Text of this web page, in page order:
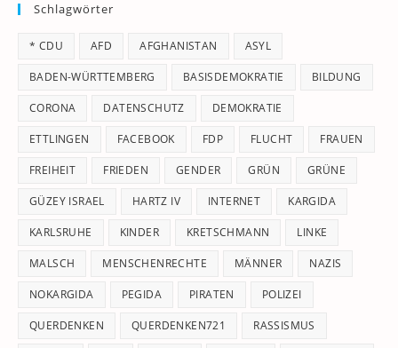
Schlagwörter
* CDU AFD AFGHANISTAN ASYL
BADEN-WÜRTTEMBERG BASISDEMOKRATIE BILDUNG
CORONA DATENSCHUTZ DEMOKRATIE
ETTLINGEN FACEBOOK FDP FLUCHT FRAUEN
FREIHEIT FRIEDEN GENDER GRÜN GRÜNE
GÜZEY ISRAEL HARTZ IV INTERNET KARGIDA
KARLSRUHE KINDER KRETSCHMANN LINKE
MALSCH MENSCHENRECHTE MÄNNER NAZIS
NOKARGIDA PEGIDA PIRATEN POLIZEI
QUERDENKEN QUERDENKEN721 RASSISMUS